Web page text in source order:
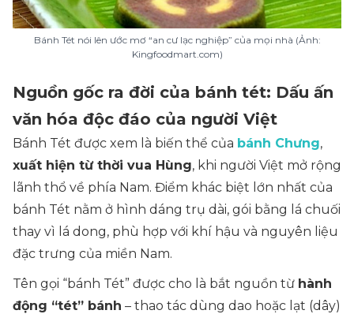
Bánh Tét nói lên ước mơ “an cư lạc nghiệp” của mọi nhà (Ảnh:
Kingfoodmart.com)
Nguồn gốc ra đời của bánh tét: Dấu ấn
văn hóa độc đáo của người Việt
Bánh Tét được xem là biến thể của bánh Chưng,
xuất hiện từ thời vua Hùng, khi người Việt mở rộng
lãnh thổ về phía Nam. Điểm khác biệt lớn nhất của
bánh Tét nằm ở hình dáng trụ dài, gói bằng lá chuối
thay vì lá dong, phù hợp với khí hậu và nguyên liệu
đặc trưng của miền Nam.
Tên gọi “bánh Tét” được cho là bắt nguồn từ hành
động “tét” bánh – thao tác dùng dao hoặc lạt (dây)